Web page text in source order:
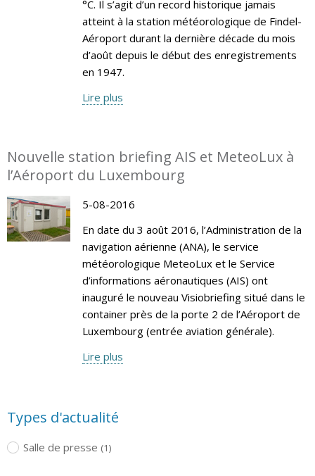
°C. Il s’agit d’un record historique jamais
atteint à la station météorologique de Findel-
Aéroport durant la dernière décade du mois
d’août depuis le début des enregistrements
en 1947.
Lire plus
Nouvelle station briefing AIS et MeteoLux à
l’Aéroport du Luxembourg
5-08-2016
En date du 3 août 2016, l’Administration de la
navigation aérienne (ANA), le service
météorologique MeteoLux et le Service
d’informations aéronautiques (AIS) ont
inauguré le nouveau Visiobriefing situé dans le
container près de la porte 2 de l’Aéroport de
Luxembourg (entrée aviation générale).
Lire plus
Types d'actualité
Salle de presse (1)